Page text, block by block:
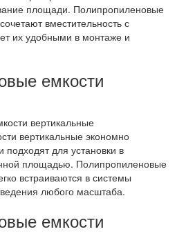
площади. Полипропиленовые
вместительность с
их удобными в монтаже и
емкости
вертикальные экономно
подходят для установки в
площадью. Полипропиленовые
встраиваются в системы
любого масштаба.
емкости